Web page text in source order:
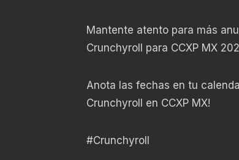
Mantente atento para más
Crunchyroll para CCXP MX
Anota las fechas en tu
Crunchyroll en CCXP MX!
#Crunchyroll